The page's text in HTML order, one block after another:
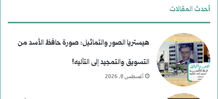
أحدث المقالات
هيستريا الصور والتماثيل: صورة حافظ الأسد من
التسويق والتمجيد إلى التأليه!
أغسطس 8, 2026